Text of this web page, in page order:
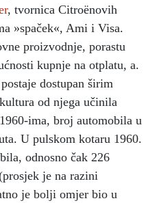
, tvornica Citroënovih
»spaček«, Ami i Visa.
proizvodnje, porastu
kupnje na otplatu, a.
dostupan širim
od njega učinila
ima, broj automobila u
U pulskom kotaru 1960.
odnosno čak 226
je na razini
je bolji omjer bio u